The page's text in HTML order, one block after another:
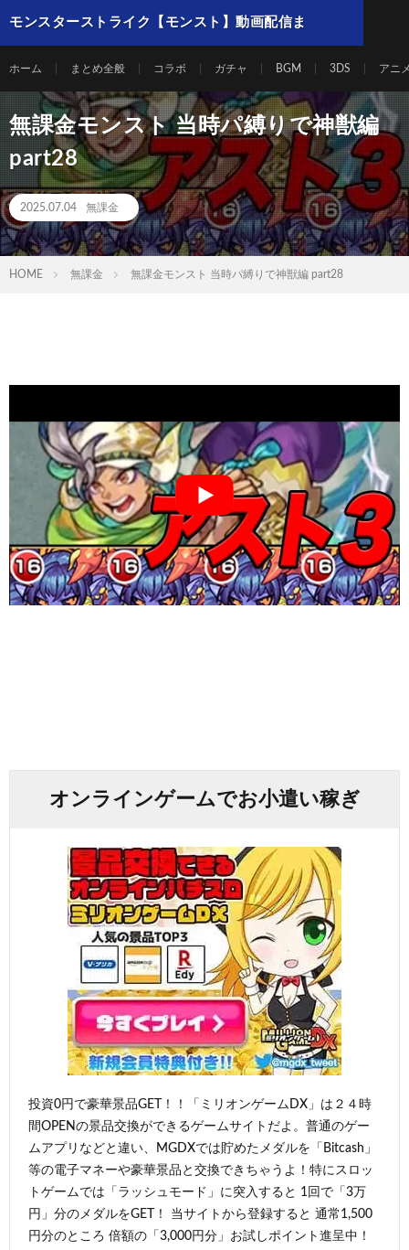
モンスターストライク【モンスト】動画配信ま
ホーム まとめ全般 コラボ ガチャ BGM 3DS アニ
無課金モンスト 当時パ縛りで神獣編
part28
2025.07.04 無課金
HOME 無課金 無課金モンスト 当時パ縛りで神獣編 part28
オンラインゲームでお小遣い稼ぎ
投資0円で豪華景品GET！！「ミリオンゲームDX」は２４時
間OPENの景品交換ができるゲームサイトだよ。普通のゲー
ムアプリなどと違い、MGDXでは貯めたメダルを「Bitcash」
等の電子マネーや豪華景品と交換できちゃうよ！特にスロッ
トゲームでは「ラッシュモード」に突入すると 1回で「3万
円」分のメダルをGET！ 当サイトから登録すると 通常1,500
円分のところ 倍額の「3,000円分」お試しポイント進呈中！